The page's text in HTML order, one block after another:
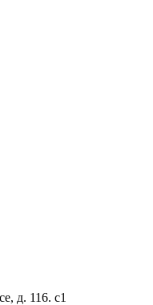
д. 116. с1